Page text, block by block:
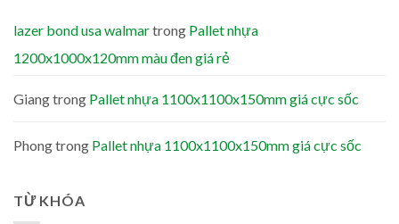
lazer bond usa walmartrong Pallet nhựa
1200x1000x120mm màu đen giá rẻ
Giangtrong Pallet nhựa 1100x1100x150mm giá cực sốc
Phongtrong Pallet nhựa 1100x1100x150mm giá cực sốc
TỪ KHÓA